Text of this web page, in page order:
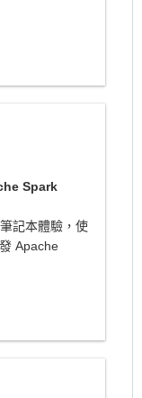
Spark
記本體驗，使
Apache